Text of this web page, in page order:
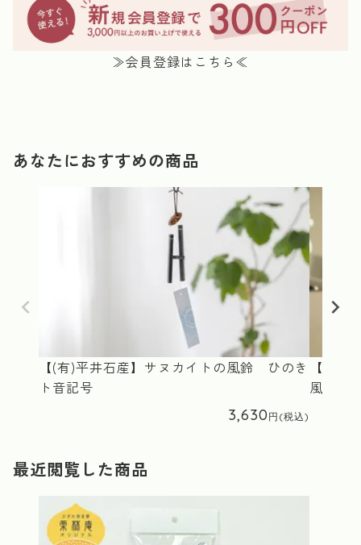
≫会員登録はこちら≪
あなたにおすすめの商品
【(有)平井石産】サヌカイトの風鈴 ひのき
ト音記号
3,630
【(有)
風鈴(ひ
最近閲覧した商品